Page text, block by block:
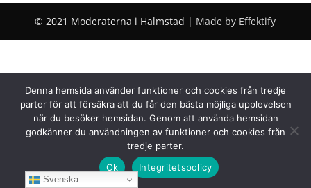
© 2021 Moderaterna i Halmstad | Made by Effektify
Svenska
Denna hemsida använder funktioner och cookies från tredje
parter för att försäkra att du får den bästa möjliga upplevelsen
när du besöker hemsidan. Genom att använda hemsidan
godkänner du användningen av funktioner och cookies från
tredje parter.
Ok
Integritetspolicy